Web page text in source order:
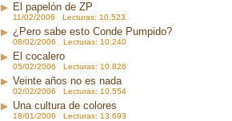
El papelón de ZP
11/02/2006 Lecturas: 10.523
¿Pero sabe esto Conde Pumpido?
08/02/2006 Lecturas: 10.240
El cocalero
05/02/2006 Lecturas: 10.826
Veinte años no es nada
02/02/2006 Lecturas: 10.554
Una cultura de colores
18/01/2006 Lecturas: 13.693